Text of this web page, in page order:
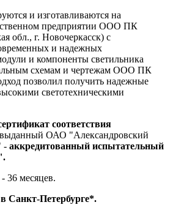
и изготавливаются на
предприятии ООО ПК
обл., г. Новочеркасск) с
и надежных
и компоненты светильника
схемам и чертежам ООО ПК
позволил получить надежные
светотехническими
соответствия
ОАО "Александровский
- аккредитованный испытательный
36 месяцев.
Санкт-Петербурге*.